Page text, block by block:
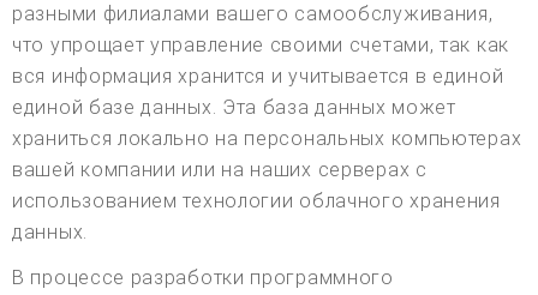
разными филиалами вашего самообслуживания,
что упрощает управление своими счетами, так как
вся информация хранится и учитывается в единой
единой базе данных. Эта база данных может
храниться локально на персональных компьютерах
вашей компании или на наших серверах с
использованием технологии облачного хранения
данных.
В процессе разработки программного